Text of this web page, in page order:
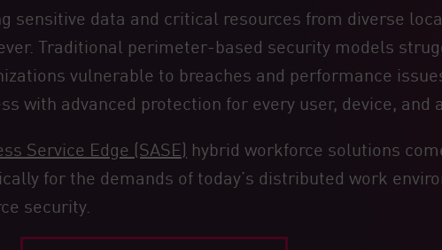
sensitive data and critical resources from diverse
Traditional perimeter-based security models
vulnerable to breaches and performance
with advanced protection for every user, device,
Service Edge (SASE) hybrid workforce solutions
for the demands of today’s distributed work
security.